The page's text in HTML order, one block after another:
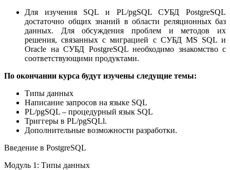
Для изучения SQL и PL/pgSQL СУБД PostgreSQL
достаточно общих знаний в области реляционных баз
данных. Для обсуждения проблем и методов их
решения, связанных с миграцией с СУБД MS SQL и
Oracle на СУБД PostgreSQL необходимо знакомство с
соответствующими продуктами.
По окончании курса будут изучены следущие темы:
Типы данных
Написание запросов на языке SQL
PL/pgSQL – процедурный язык SQL
Триггеры в PL/pgSQLl.
Дополнительные возможности разработки.
Введение в PostgreSQL
Модуль 1: Типы данных